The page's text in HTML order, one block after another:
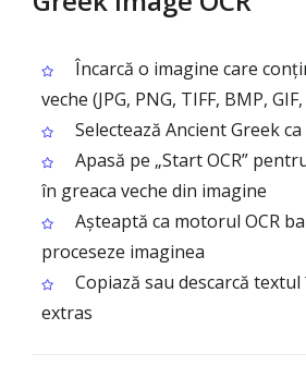
Încarcă o imagine care
veche (JPG, PNG, TIFF, BMP,
Selectează Ancient Greek ca
Apasă pe „Start OCR”
în greaca veche din imagine
Așteaptă ca motorul OCR
proceseze imaginea
Copiază sau descarcă
extras